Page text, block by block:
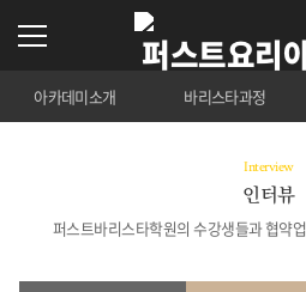
아카데미소개 바리스타과정
Interview
인터뷰
퍼스트바리스타학원의 수강생들과 협약